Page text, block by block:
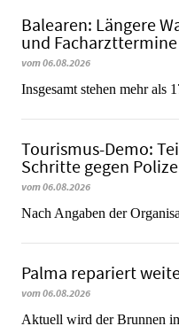
Balearen: Längere
und Facharzttermine
vom 06.08.2026
Insgesamt stehen mehr als
Tourismus-Demo:
Schritte gegen
vom 06.08.2026
Nach Angaben der
Palma repariert
vom 06.08.2026
Aktuell wird der Brunnen